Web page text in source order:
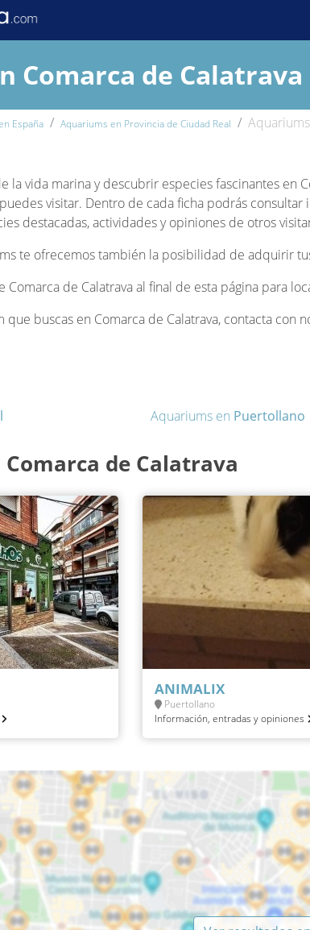
Comarca de Calatrava
España Aquariums en Provincia de Ciudad Real
la vida marina y descubrir especies fascinantes en
visitar. Dentro de cada ficha podrás
destacadas, actividades y opiniones de otros
te ofrecemos también la posibilidad de adquirir
Comarca de Calatrava al final de esta página para
que buscas en Comarca de Calatrava, contacta con
Aquariums en Puertollano
de Calatrava
ANIMALIX
Puertollano
Información, entradas y opiniones